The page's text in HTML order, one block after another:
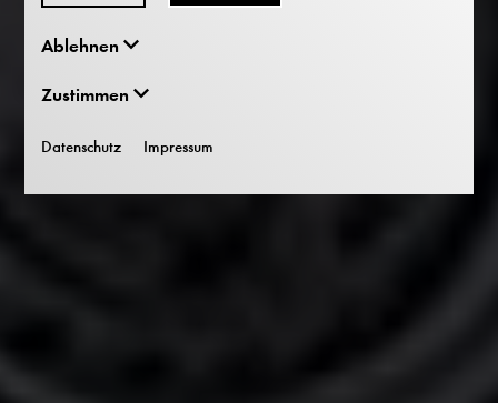
Ablehnen
Zustimmen
Datenschutz Impressum